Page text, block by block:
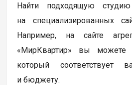
Найти подходящую
на специализированных
Например, на сайте
«МирКвартир» вы можете
который соответствует
и бюджету.